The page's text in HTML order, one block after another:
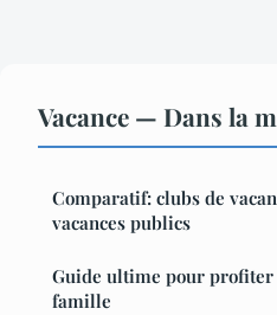
Vacance — Dans la
Comparatif: clubs de
vacances publics
Guide ultime pour profiter
famille